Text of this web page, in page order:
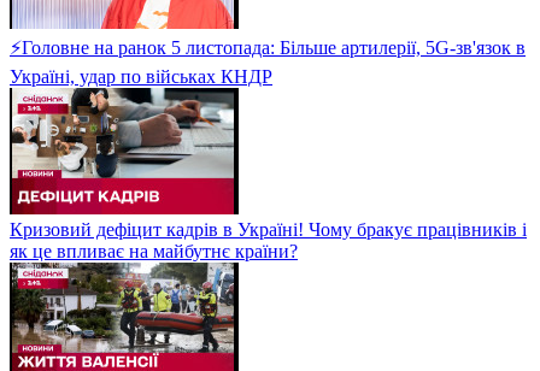
⚡Головне на ранок 5 листопада: Більше артилерії, 5G-зв'язок в
Україні, удар по військах КНДР
Кризовий дефіцит кадрів в Україні! Чому бракує працівників і
як це впливає на майбутнє країни?